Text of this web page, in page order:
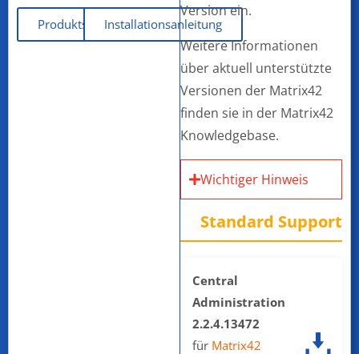
ProduktseiteInstallationsanleitung
Version ein.
Weitere Informationen
über aktuell unterstützte
Versionen der Matrix42
finden sie in der Matrix42
Knowledgebase.
Wichtiger Hinweis
Standard Support
Central
Administration
2.2.4.13472
für Matrix42